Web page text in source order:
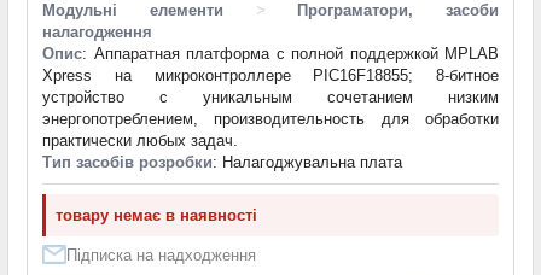
Модульні елементи
>
Програматори, засоби
налагодження
Опис: Аппаратная платформа с полной поддержкой MPLAB
Xpress на микроконтроллере PIC16F18855; 8-битное
устройство с уникальным сочетанием низким
энергопотреблением, производительность для обработки
практически любых задач.
Тип засобів розробки: Налагоджувальна плата
товару немає в наявності
Підписка на надходження